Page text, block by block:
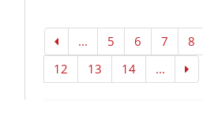
... 5 6 7 8
12
13 14 ...